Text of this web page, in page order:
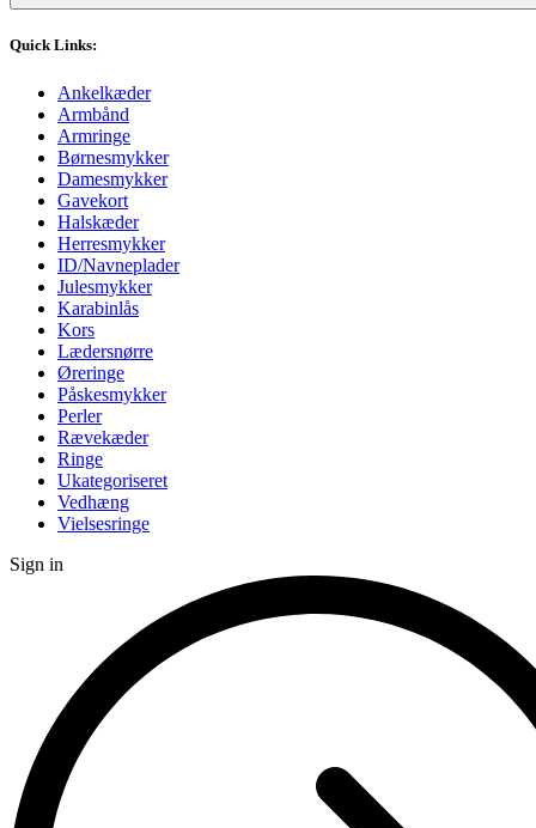
Quick Links:
Ankelkæder
Armbånd
Armringe
Børnesmykker
Damesmykker
Gavekort
Halskæder
Herresmykker
ID/Navneplader
Julesmykker
Karabinlås
Kors
Lædersnørre
Øreringe
Påskesmykker
Perler
Rævekæder
Ringe
Ukategoriseret
Vedhæng
Vielsesringe
Sign in